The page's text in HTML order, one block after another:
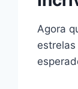
Agora